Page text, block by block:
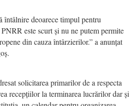
întâlnire deoarece timpul pentru
este scurt și nu ne putem permite
din cauza întârzierilor.” a anunțat
solicitarea primarilor de a respecta
recepțiilor la terminarea lucrărilor dar și